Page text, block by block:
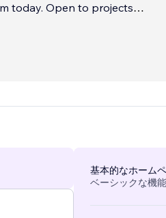
today. Open to projects
基本的なホーム
ベーシックな機